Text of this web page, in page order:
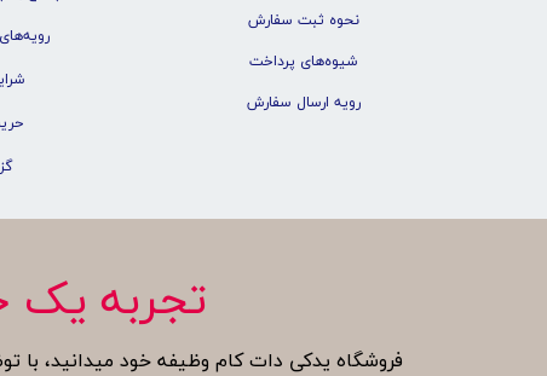
تجربه یک
فروشگاه یدکی دات کام وظیفه خود میدانید، با
نحوه ثبت سفارش
شیوه‌های پرداخت
رویه ارسال سفارش
رویه‌های